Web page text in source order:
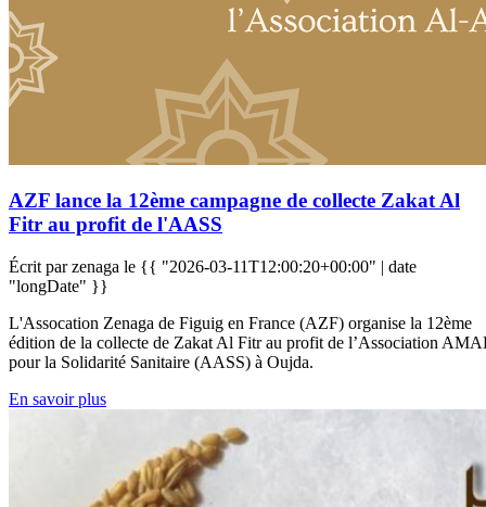
AZF lance la 12ème campagne de collecte Zakat Al
Fitr au profit de l'AASS
Écrit par zenaga le {{ "2026-03-11T12:00:20+00:00" | date
"longDate" }}
L'Assocation Zenaga de Figuig en France (AZF) organise la 12ème
édition de la collecte de Zakat Al Fitr au profit de l’Association
pour la Solidarité Sanitaire (AASS) à Oujda.
En savoir plus